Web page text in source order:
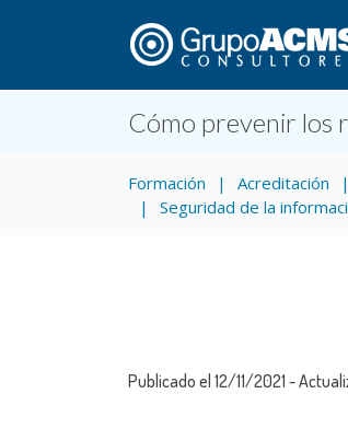
Cómo prevenir los
Formación Acreditación
Seguridad de la
Publicado el 12/11/2021 -